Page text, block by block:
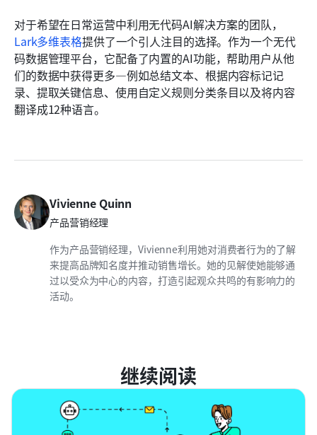
对于希望在日常运营中利用无代码AI解决方案的团队，
Lark多维表格提供了一个引人注目的选择。作为一个无代
码数据管理平台，它配备了内置的AI功能，帮助用户从他
们的数据中获得更多—例如总结文本、根据内容标记记
录、提取关键信息、使用自定义规则分类条目以及将内容
翻译成12种语言。
Vivienne Quinn
产品营销经理
作为产品营销经理，Vivienne利用她对消费者行为的了解
来提高品牌知名度并推动销售增长。她的见解使她能够通
过以受众为中心的内容，打造引起观众共鸣的有影响力的
活动。
继续阅读